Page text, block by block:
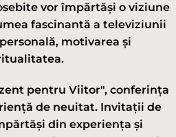
vor împărtăși o viziune
fascinantă a televiziunii
motivarea și
pentru Viitor", conferința
de neuitat. Invitații de
din experiența și